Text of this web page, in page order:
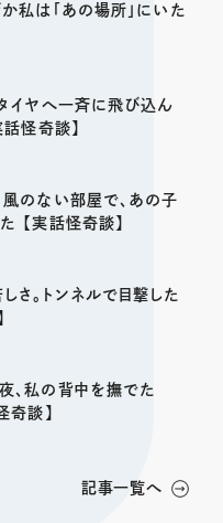
私は「あの場所」にいた
イヤへ一斉に飛び込ん
話怪奇談】
のない部屋で、あの子
【実話怪奇談】
さ。トンネルで目撃した
、私の背中を撫でた
奇談】
記事一覧へ